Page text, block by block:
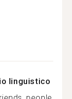
linguistico